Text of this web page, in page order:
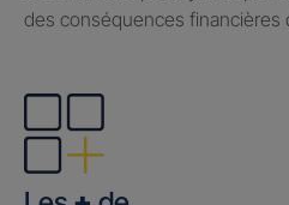
des conséquences financières